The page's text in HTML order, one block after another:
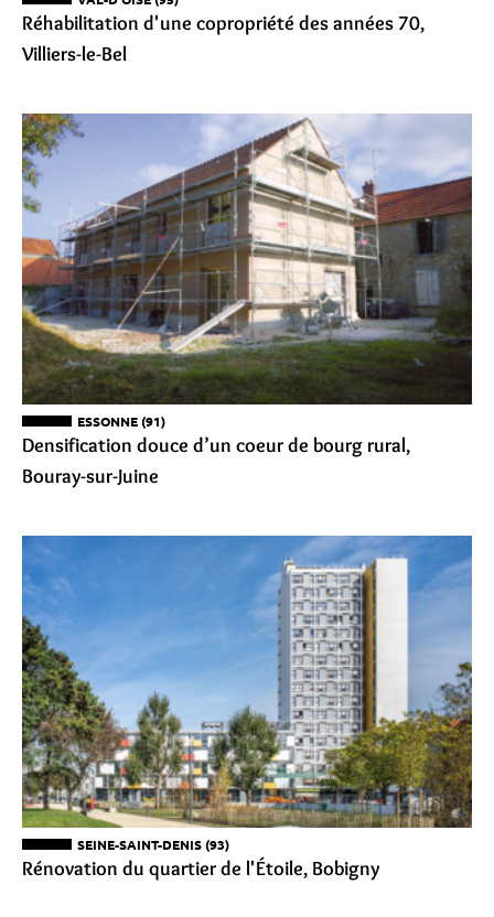
Réhabilitation d'une copropriété des années 70,
Villiers-le-Bel
ESSONNE (91)
Densification douce d’un coeur de bourg rural,
Bouray-sur-Juine
SEINE-SAINT-DENIS (93)
Rénovation du quartier de l'Étoile, Bobigny